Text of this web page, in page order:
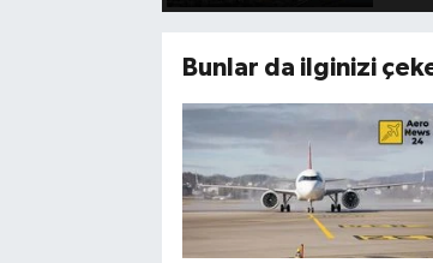
Bunlar da ilginizi